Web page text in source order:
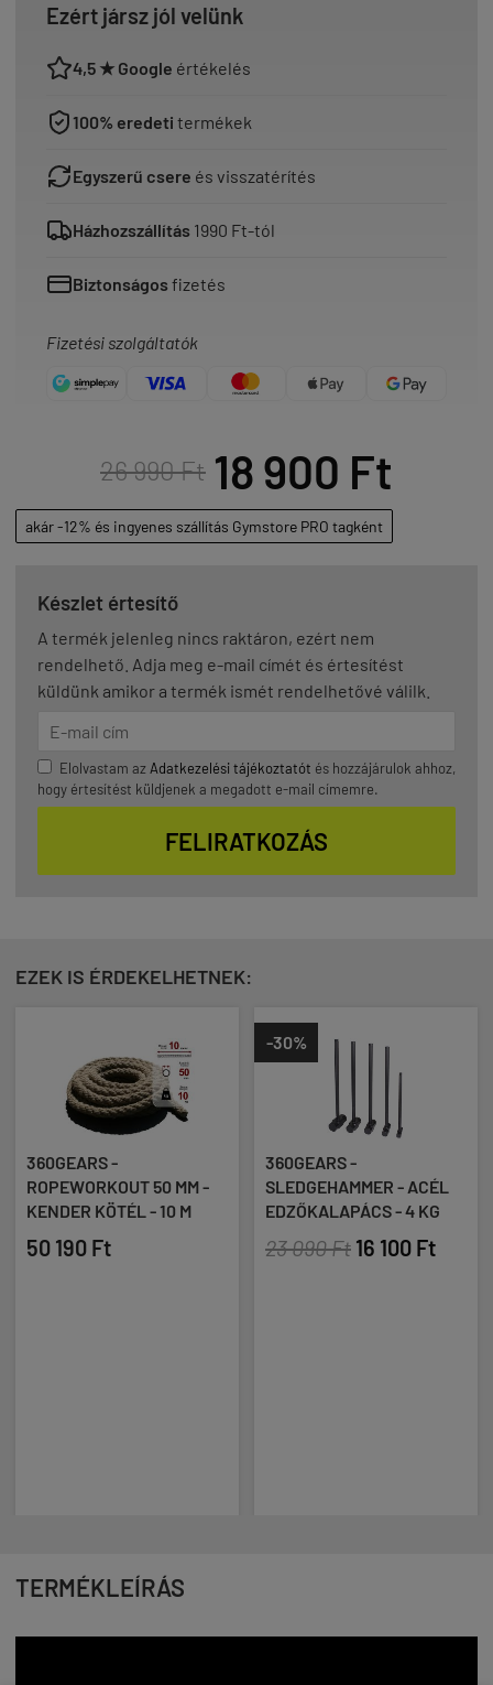
Ezért jársz jól velünk
4,5 ★ Google értékelés
100% eredeti termékek
Egyszerű csere és visszatérítés
Házhozszállítás 1990 Ft-tól
Biztonságosfizetés
Fizetési szolgáltatók
26 990 Ft 18 900 Ft
akár -12% és ingyenes szállítás Gymstore PRO tagként
Készlet értesítő
A termék jelenleg nincs raktáron, ezért nem
rendelhető. Adja meg e-mail címét és értesítést
küldünk amikor a termék ismét rendelhetővé válilk.
Elolvastam az Adatkezelési tájékoztatót és hozzájárulok ahhoz,
hogy értesítést küldjenek a megadott e-mail címemre.
FELIRATKOZÁS
EZEK IS ÉRDEKELHETNEK:
360GEARS -
ROPEWORKOUT 50 MM -
KENDER KÖTÉL - 10 M
50 190 Ft
-30%
360GEARS -
SLEDGEHAMMER - ACÉL
EDZŐKALAPÁCS - 4 KG
23 090 Ft 16 100 Ft
TERMÉKLEÍRÁS